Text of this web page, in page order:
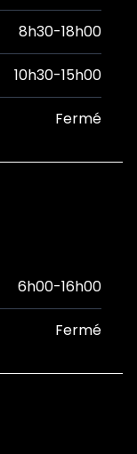
8h30-18h00
10h30-15h00
Fermé
6h00-16h00
Fermé